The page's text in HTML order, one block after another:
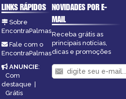
LINKS RÁPIDOS
Sobre
EncontraPalmas
Fale com o
EncontraPalmas
ANUNCIE:
Com
destaque |
Grátis
NOVIDADES POR E-
MAIL
Receba grátis as
principais notícias,
dicas e promoções